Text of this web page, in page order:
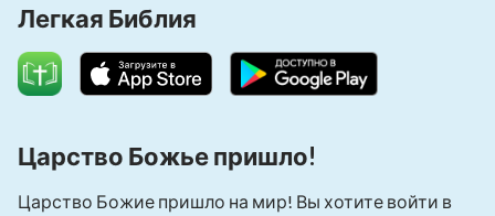
честным». Бизнесмен, который не знает, как
зарабатывать деньги, является дураком. Это
закон бизнесменa.
Легкая Библия
Царство Божье пришло!
Царство Божие пришло на мир! Вы хотите войти в